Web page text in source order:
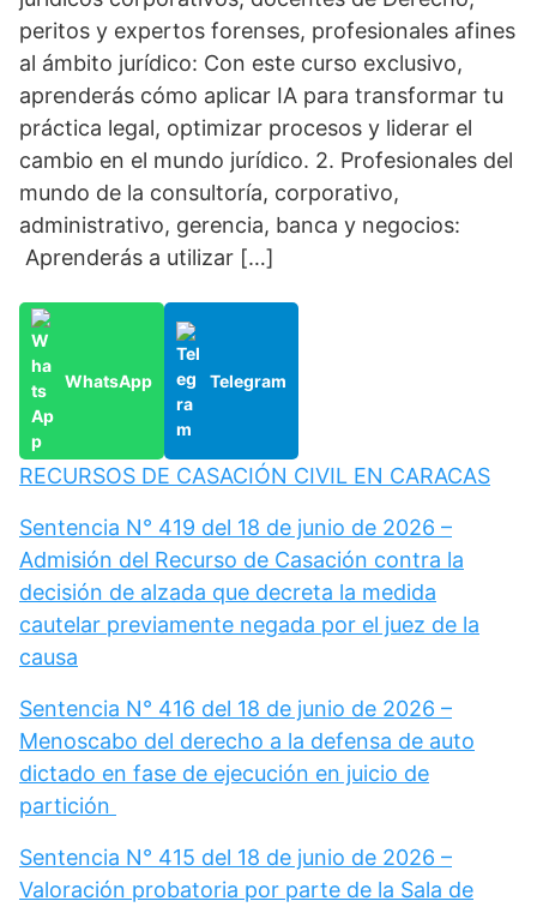
peritos y expertos forenses, profesionales afines
al ámbito jurídico: Con este curso exclusivo,
aprenderás cómo aplicar IA para transformar tu
práctica legal, optimizar procesos y liderar el
cambio en el mundo jurídico. 2. Profesionales del
mundo de la consultoría, corporativo,
administrativo, gerencia, banca y negocios:
Aprenderás a utilizar […]
WhatsApp Telegram
RECURSOS DE CASACIÓN CIVIL EN CARACAS
Sentencia N° 419 del 18 de junio de 2026 –
Admisión del Recurso de Casación contra la
decisión de alzada que decreta la medida
cautelar previamente negada por el juez de la
causa
Sentencia N° 416 del 18 de junio de 2026 –
Menoscabo del derecho a la defensa de auto
dictado en fase de ejecución en juicio de
partición
Sentencia N° 415 del 18 de junio de 2026 –
Valoración probatoria por parte de la Sala de